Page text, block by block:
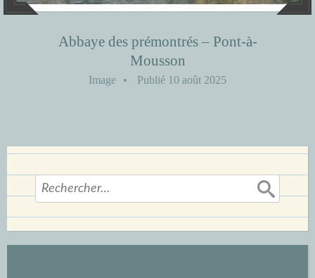
Abbaye des prémontrés – Pont-à-
Mousson
Image • Publié 10 août 2025
Rechercher :